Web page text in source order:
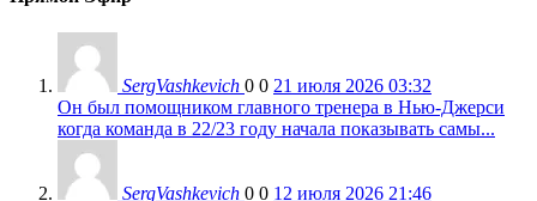
SergVashkevich 0 0 21 июля 2026 03:32
Он был помощником главного тренера в Нью-Джерси
когда команда в 22/23 году начала показывать самы...
SergVashkevich 0 0 12 июля 2026 21:46